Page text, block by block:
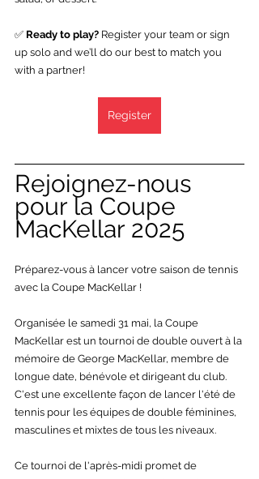
✅ Ready to play? Register your team or sign
up solo and we’ll do our best to match you
with a partner!
Register
Rejoignez-nous
pour la Coupe
MacKellar 2025
Préparez-vous à lancer votre saison de tennis
avec la Coupe MacKellar !
Organisée le samedi 31 mai, la Coupe
MacKellar est un tournoi de double ouvert à la
mémoire de George MacKellar, membre de
longue date, bénévole et dirigeant du club.
C'est une excellente façon de lancer l'été de
tennis pour les équipes de double féminines,
masculines et mixtes de tous les niveaux.
Ce tournoi de l'après-midi promet de